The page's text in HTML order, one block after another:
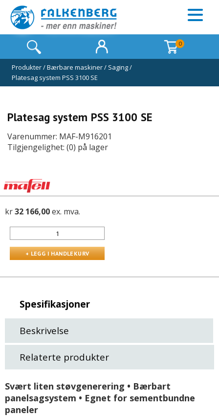
0
Produkter/Bærbare maskiner/ Saging/
Platesag system PSS 3100 SE
Platesag system PSS 3100 SE
Varenummer: MAF-M916201
Tilgjengelighet: (0) på lager
kr32 166,00ex. mva.
Spesifikasjoner
Beskrivelse
Relaterte produkter
Svært liten støvgenerering • Bærbart
panelsagsystem • Egnet for sementbundne
paneler